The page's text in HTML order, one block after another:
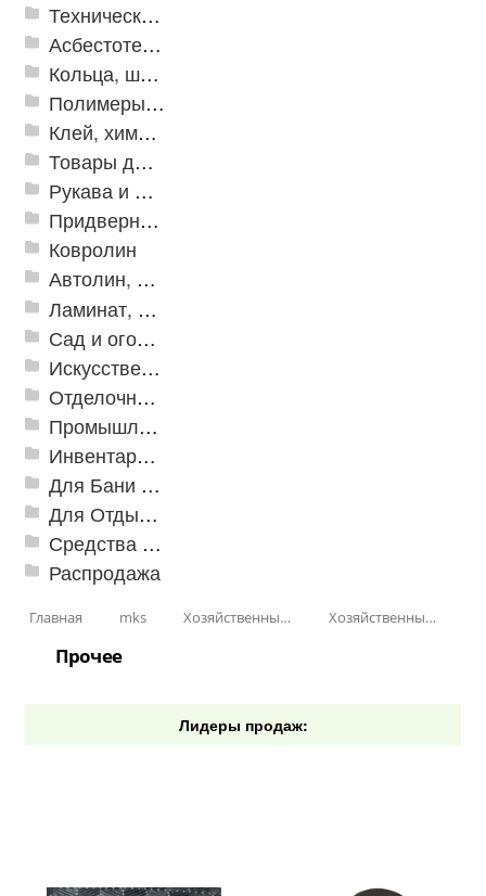
Техническая резина
Асбестотехнические и теплоизоляционные материалы
Кольца, шайбы, манжеты
Полимеры и пластики
Клей, химия, сопутствующие товары
Товары для дома
Рукава и шланги промышленные
Придверные решетки
Ковролин
Автолин, Транслин, Линолеум
Ламинат, Кварцвиниловая плитка SPC
Сад и огород
Искусственная трава
Отделочные профили
Промышленный текстиль
Инвентарь для клининга
Для Бани и Сауны
Для Отдыха и Пикника
Средства от насекомых и садовых вредителей
Распродажа
Главная mks Хозяйственные принадлежности Хозяйственные товары
Прочее
Лидеры продаж: